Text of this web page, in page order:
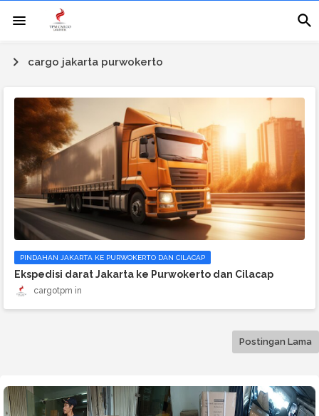
cargo jakarta purwokerto
PINDAHAN JAKARTA KE PURWOKERTO DAN CILACAP
Ekspedisi darat Jakarta ke Purwokerto dan Cilacap
cargotpm
Postingan Lama